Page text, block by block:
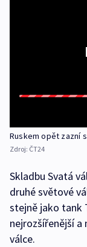
Ruskem opět zazní
Zdroj: ČT24
Skladbu Svatá
druhé světové
stejně jako tank
nejrozšířenější
válce.